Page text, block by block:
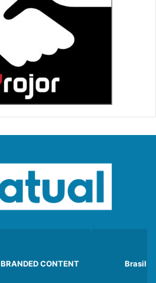
BRANDED CONTENT Brasil